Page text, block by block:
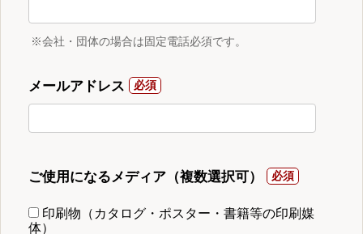
※会社・団体の場合は固定電話必須です。
メールアドレス
ご使用になるメディア（複数選択可）
印刷物（カタログ・ポスター・書籍等の印刷媒
体）